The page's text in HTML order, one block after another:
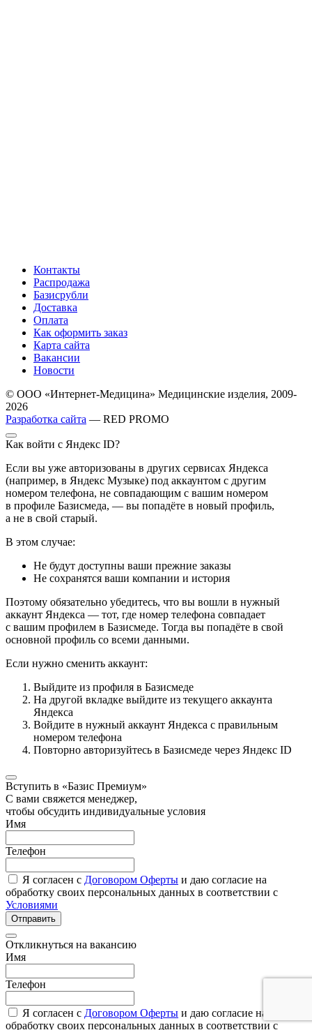
Контакты
Распродажа
Базисрубли
Доставка
Оплата
Как оформить заказ
Карта сайта
Вакансии
Новости
© ООО «Интернет-Медицина» Медицинские изделия, 2009-
2026
Разработка сайта — RED PROMO
Как войти с Яндекс ID?
Если вы уже авторизованы в других сервисах Яндекса
(например, в Яндекс Музыке) под аккаунтом с другим
номером телефона, не совпадающим с вашим номером
в профиле Базисмеда, — вы попадёте в новый профиль,
а не в свой старый.
В этом случае:
Не будут доступны ваши прежние заказы
Не сохранятся ваши компании и история
Поэтому обязательно убедитесь, что вы вошли в нужный
аккаунт Яндекса — тот, где номер телефона совпадает
с вашим профилем в Базисмеде. Тогда вы попадёте в свой
основной профиль со всеми данными.
Если нужно сменить аккаунт:
Выйдите из профиля в Базисмеде
На другой вкладке выйдите из текущего аккаунта
Яндекса
Войдите в нужный аккаунт Яндекса с правильным
номером телефона
Повторно авторизуйтесь в Базисмеде через Яндекс ID
Вступить в «Базис Премиум»
С вами свяжется менеджер,
чтобы обсудить индивидуальные условия
Имя
Телефон
Я согласен с Договором Оферты и даю согласие на
обработку своих персональных данных в соответствии с
Условиями
Отправить
Откликнуться на вакансию
Имя
Телефон
Я согласен с Договором Оферты и даю согласие на
обработку своих персональных данных в соответствии с